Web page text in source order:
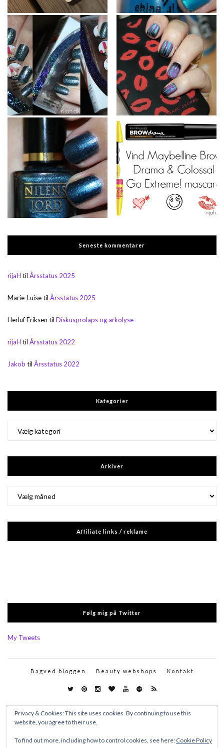
Seneste kommentarer
rijaH til Årsstatus 2025
Marie-Luisetil Årsstatus 2025
Herluf Eriksen til Diskusprolaps og arkolyse
rijaH til Årsstatus 2022
Jakob til Årsstatus 2022
Kategorier
Arkiver
Affiliate links / reklame
Følg mig på Twitter
My Tweets
Bagved bloggen Beauty webshops Kontakt
Privacy & Cookies: This site uses cookies. By continuing to use this
website, you agree to their use.
To find out more, including how to control cookies, see here: Cookie Policy